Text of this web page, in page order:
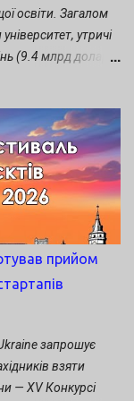
разбираться
заняться
время вы
освіти. Загалом
утричі
(9.4 млрд доларів
у майбутньому
Досвід також
якщо ти всерйоз
і стартапом ,
ніколи не буде
може стати
цільової
бути хорошою
прийом
запрошує
взяти
— XV Конкурсі